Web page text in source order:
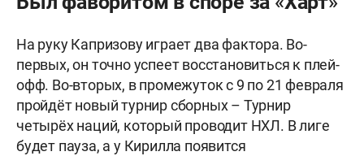
На руку Капризову играет два фактора. Во-
первых, он точно успеет восстановиться к плей-
офф. Во-вторых, в промежуток с 9 по 21 февраля
пройдёт новый турнир сборных – Турнир
четырёх наций, который проводит НХЛ. В лиге
будет пауза, а у Кирилла появится